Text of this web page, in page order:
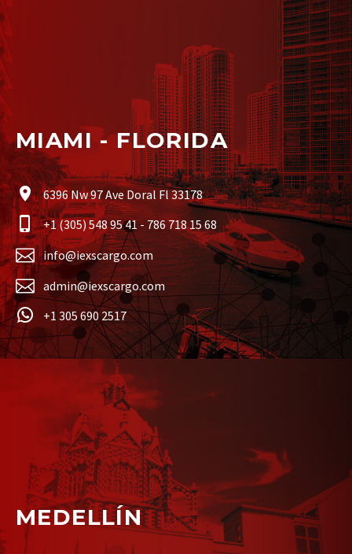
MIAMI - FLORIDA
6396 Nw 97 Ave Doral Fl 33178
+1 (305) 548 95 41 - 786 718 15 68
info@iexscargo.com
admin@iexscargo.com
+1 305 690 2517
MEDELLÍN